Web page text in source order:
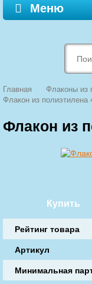
Меню
Главная Флаконы из
Флакон из полиэтилена
Флакон из
Купить
Рейтинг товара
Артикул
Минимальная